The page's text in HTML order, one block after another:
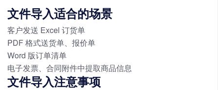
文件导入适合的场景
客户发送 Excel 订货单
PDF 格式送货单、报价单
Word 版订单清单
电子发票、合同附件中提取商品信息
文件导入注意事项